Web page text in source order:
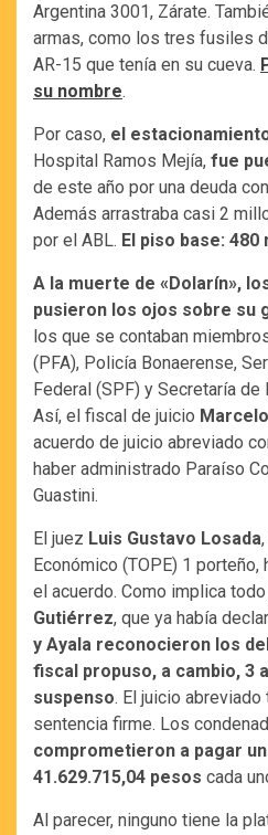
Argentina 3001, Zárate.
armas, como los tres fusiles
AR-15 que tenía en su cueva.
su nombre.
Por caso, el
Hospital Ramos Mejía, fue
de este año por una deuda
Además arrastraba casi 2
por el ABL. El piso base: 480
A la muerte de «Dolarín»,
pusieron los ojos sobre su
los que se contaban
(PFA), Policía Bonaerense,
Federal (SPF) y Secretaría
Así, el fiscal de juicio
acuerdo de juicio abreviado
haber administrado Paraíso
Guastini.
El juez Luis Gustavo Losada
Económico (TOPE) 1
el acuerdo. Como implica
Gutiérrez, que ya había
y Ayala reconocieron los
fiscal propuso, a cambio, 3
suspenso. El juicio
sentencia firme. Los
comprometieron a pagar
41.629.715,04 pesos cada
Al parecer, ninguno tiene la